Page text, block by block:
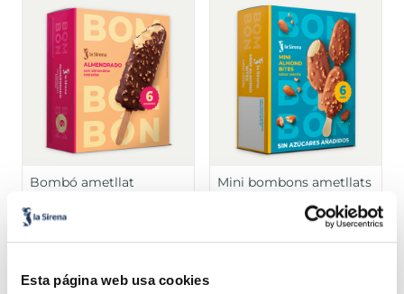
Esta página web usa cookies
Bombó ametllat
Mini bombons ametllats